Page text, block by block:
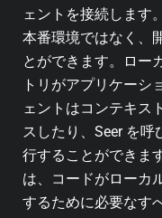
ェントを接続します
本番環境ではなく、
とができます。ロー
トリがアプリケーシ
ェントはコンテキス
スしたり、Seer を
行することができま
は、コードがローカ
するために必要なす